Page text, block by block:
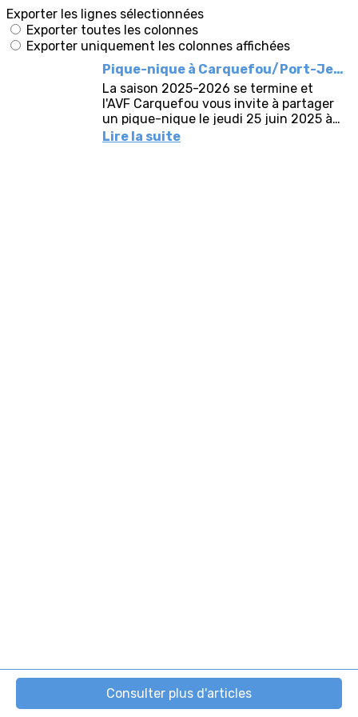
Exporter les lignes sélectionnées
Exporter toutes les colonnes
Exporter uniquement les colonnes affichées
Pique-nique à Carquefou/Port-Jean le 25 juin 2026
La saison 2025-2026 se termine et
l'AVF Carquefou vous invite à partager
un pique-nique le jeudi 25 juin 2025 à
partir de 12h, à Port-Jean, Carquefou.Si
Lire la suite
Consulter plus d'articles